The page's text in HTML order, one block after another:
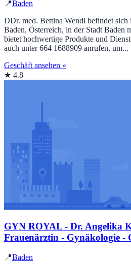
📍Baden
DDr. med. Bettina Wendl befindet
Baden, Österreich, in der Stadt Baden
bietet hochwertige Produkte und
auch unter 664 1688909 anrufen, um...
Geschäft ansehen »
★ 4.8
GYN ROYAL - Dr. Angelika
Frauenärztin - Gynäkologie -
📍Baden